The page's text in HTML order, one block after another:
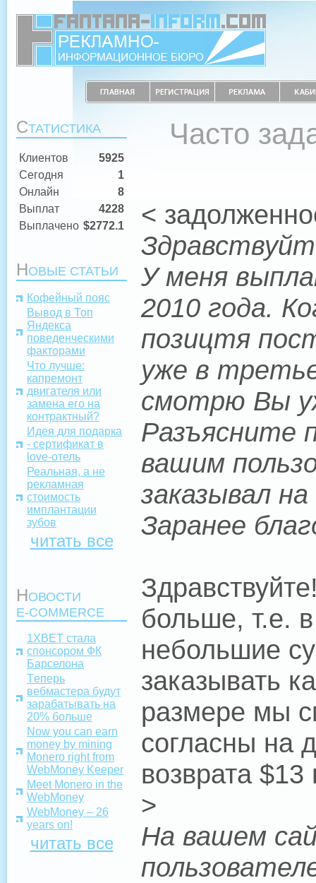
СТАТИСТИКА
Клиентов
5925
Сегодня
1
Онлайн
8
Выплат
4228
Выплачено $2772.1
НОВЫЕ СТАТЬИ
Кофейный пояс
Вывод в Топ
Яндекса
поведенческими
факторами
Что лучше:
капремонт
двигателя или
замена его на
контрактный?
Идея для подарка
- сертификат в
love-отель
Реальная, а не
рекламная
стоимость
имплантации
зубов
читать все
НОВОСТИ
E-COMMERCE
1XBET стала
спонсором ФК
Барселона
Tеперь
вебмастера будут
зарабатывать на
20% больше
Now you can earn
money by mining
Monero right from
WebMoney Keeper
Meet Monero in the
WebMoney
WebMoney – 26
years on!
читать все
Часто
<
У меня
2010 года.
позицтя
уже в
смотрю Вы
Разъясните
вашим
заказывал
Заранее
больше, т.е.
небольшие
заказывать
размере мы
согласны на
возврата
>
На вашем